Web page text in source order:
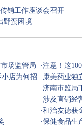
销工作座谈会召开
野蛮困境
场监管局
·注意！这
时准备跑路
店为何招 · 康美药业独
·济南市监局
·涉及直销经
·和治友德获
·保健食品生